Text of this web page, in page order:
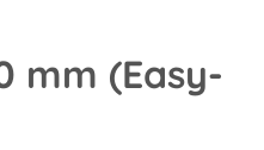
mm (Easy-